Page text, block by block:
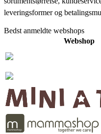
leveringsformer og
Bedst anmeldte webshops
Webshop